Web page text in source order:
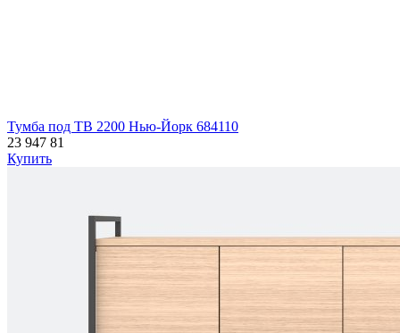
Тумба под ТВ 2200 Нью-Йорк 684110
23 947 81
Купить